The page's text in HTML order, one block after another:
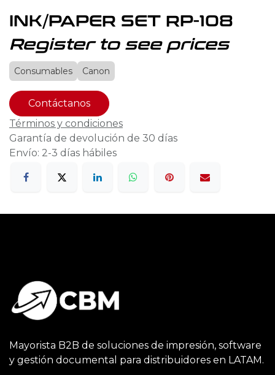
INK/PAPER SET RP-108
Register to see prices
Consumables Canon
Contáctanos
Términos y condiciones
Garantía de devolución de 30 días
Envío: 2-3 días hábiles
Mayorista B2B de soluciones de impresión, software
y gestión documental para distribuidores en LATAM.